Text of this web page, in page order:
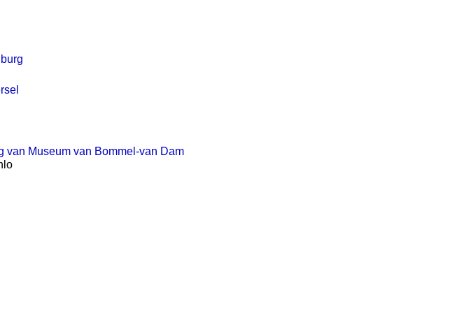
van Museum van Bommel-van Dam